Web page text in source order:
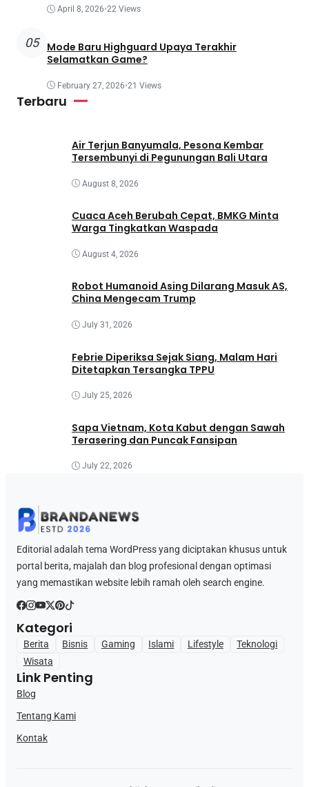
April 8, 2026•22 Views
05
Mode Baru Highguard Upaya Terakhir
Selamatkan Game?
February 27, 2026•21 Views
Terbaru
Air Terjun Banyumala, Pesona Kembar
Tersembunyi di Pegunungan Bali Utara
August 8, 2026
Cuaca Aceh Berubah Cepat, BMKG Minta
Warga Tingkatkan Waspada
August 4, 2026
Robot Humanoid Asing Dilarang Masuk AS,
China Mengecam Trump
July 31, 2026
Febrie Diperiksa Sejak Siang, Malam Hari
Ditetapkan Tersangka TPPU
July 25, 2026
Sapa Vietnam, Kota Kabut dengan Sawah
Terasering dan Puncak Fansipan
July 22, 2026
Editorial adalah tema WordPress yang diciptakan khusus untuk
portal berita, majalah dan blog profesional dengan optimasi
yang memastikan website lebih ramah oleh search engine.
Kategori
Berita Bisnis Gaming Islami Lifestyle
Teknologi
Wisata
Link Penting
Blog
Tentang Kami
Kontak